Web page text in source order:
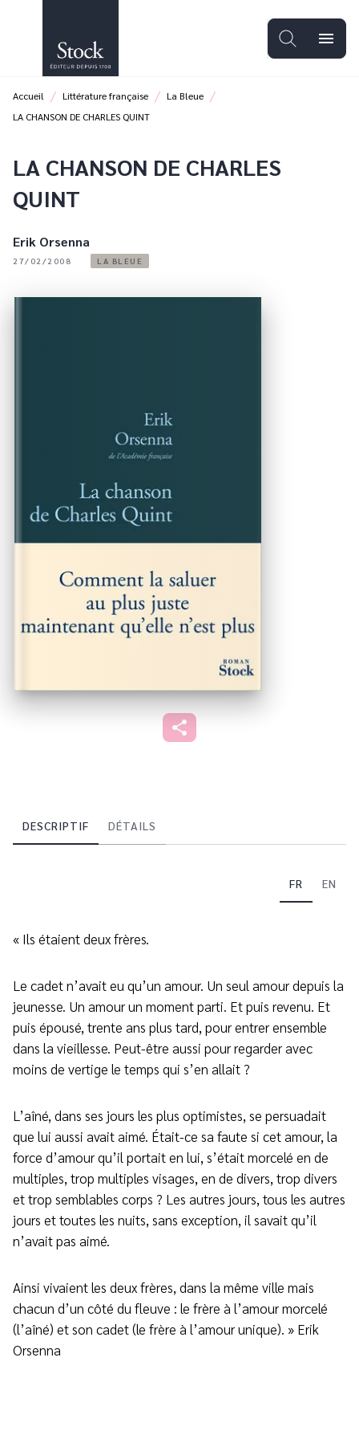
PIED DE PAGE
menu
Accueil / Littérature française / La Bleue /
LA CHANSON DE CHARLES QUINT
LA CHANSON DE CHARLES
QUINT
Erik Orsenna
27/02/2008 LA BLEUE
DESCRIPTIF DÉTAILS
FR EN
« Ils étaient deux frères.
Le cadet n’avait eu qu’un amour. Un seul amour depuis la
jeunesse. Un amour un moment parti. Et puis revenu. Et
puis épousé, trente ans plus tard, pour entrer ensemble
dans la vieillesse. Peut-être aussi pour regarder avec
moins de vertige le temps qui s’en allait ?
L’aîné, dans ses jours les plus optimistes, se persuadait
que lui aussi avait aimé. Était-ce sa faute si cet amour, la
force d’amour qu’il portait en lui, s’était morcelé en de
multiples, trop multiples visages, en de divers, trop divers
et trop semblables corps ? Les autres jours, tous les autres
jours et toutes les nuits, sans exception, il savait qu’il
n’avait pas aimé.
Ainsi vivaient les deux frères, dans la même ville mais
chacun d’un côté du fleuve : le frère à l’amour morcelé
(l’aîné) et son cadet (le frère à l’amour unique). » Erik
Orsenna